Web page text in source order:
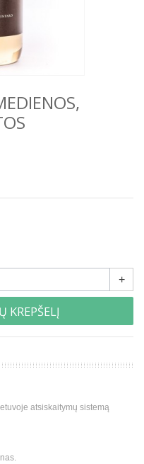
+
KREPŠELĮ
atsiskaitymų sistemą